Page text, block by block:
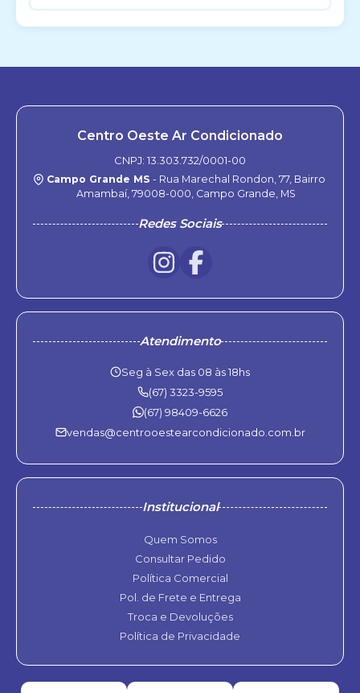
Centro Oeste Ar Condicionado
CNPJ: 13.303.732/0001-00
Campo Grande MS - Rua Marechal Rondon, 77, Bairro
Amambaí, 79008-000, Campo Grande, MS
Redes Sociais
Atendimento
Seg à Sex das 08 às 18hs
(67) 3323-9595
(67) 98409-6626
vendas@centrooestearcondicionado.com.br
Institucional
Quem Somos
Consultar Pedido
Política Comercial
Pol. de Frete e Entrega
Troca e Devoluções
Política de Privacidade